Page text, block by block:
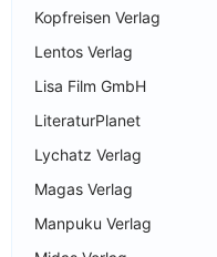
Kopfreisen Verlag
Lentos Verlag
Lisa Film GmbH
LiteraturPlanet
Lychatz Verlag
Magas Verlag
Manpuku Verlag